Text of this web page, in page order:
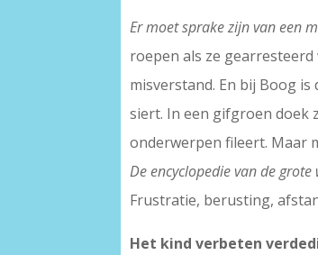
Er moet sprake zijn van een
roepen als ze gearresteerd
misverstand. En bij Boog
siert. In een gifgroen doek
onderwerpen fileert. Maar
De encyclopedie van de grote
Frustratie, berusting,
Het kind verbeten